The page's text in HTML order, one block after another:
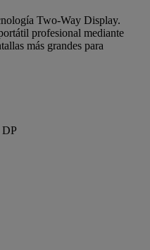
Two-Way Display.
profesional mediante
más grandes para
DP